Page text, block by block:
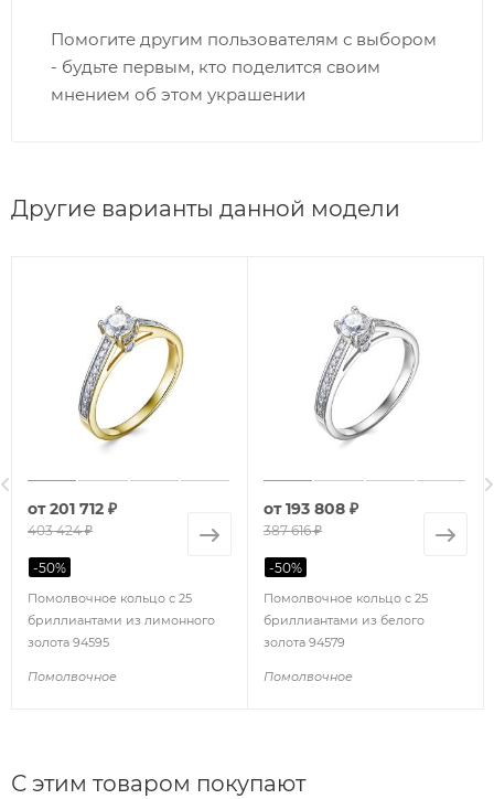
Помогите другим пользователям с выбором
- будьте первым, кто поделится своим
мнением об этом украшении
Другие варианты данной модели
Помолвочное кольцо с 25
бриллиантами из лимонного
золота 94595
Помолвочное
от201 712 ₽
403 424 ₽
-50%
Помолвочное кольцо с 25
бриллиантами из белого
золота 94579
Помолвочное
от193 808 ₽
387 616 ₽
-50%
С этим товаром покупают